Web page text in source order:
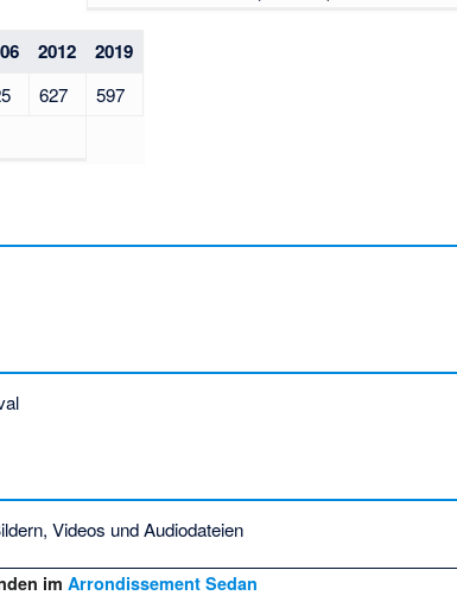
2012 2019
627
597
Videos und Audiodateien
im Arrondissement Sedan